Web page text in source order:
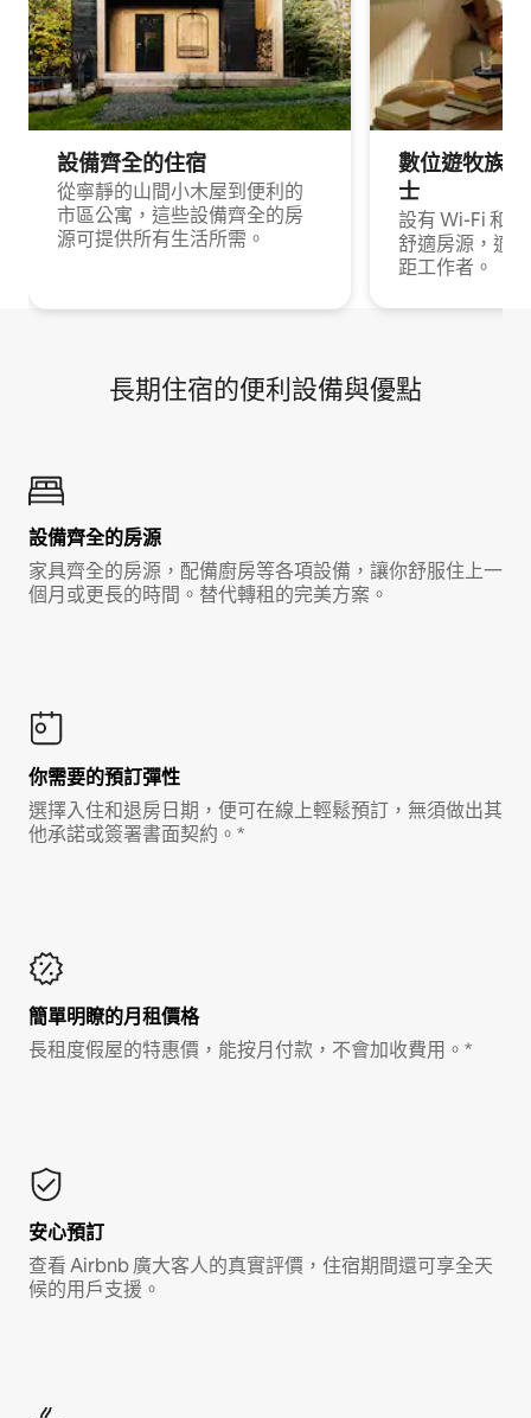
設備齊全的住宿
從寧靜的山間小木屋到便利的
市區公寓，這些設備齊全的房
源可提供所有生活所需。
數位遊牧族
士
設有 Wi-Fi 和
舒適房源，適
距工作者。
長期住宿的便利設備與優點
設備齊全的房源
家具齊全的房源，配備廚房等各項設備，讓你舒服住上一
個月或更長的時間。替代轉租的完美方案。
你需要的預訂彈性
選擇入住和退房日期，便可在線上輕鬆預訂，無須做出其
他承諾或簽署書面契約。*
簡單明瞭的月租價格
長租度假屋的特惠價，能按月付款，不會加收費用。*
安心預訂
查看 Airbnb 廣大客人的真實評價，住宿期間還可享全天
候的用戶支援。